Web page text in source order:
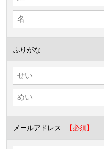
ふりがな
メールアドレス